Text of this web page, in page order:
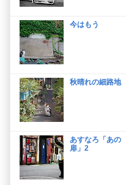
今はもう
秋晴れの細路地
あすなろ「あの
扉」2